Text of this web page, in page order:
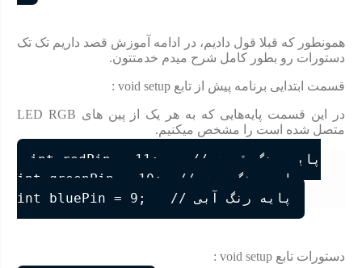
همونطور که قبلا قول دادیم، در ادامه آموزش قصد داریم تک تک
دستورات رو بطور کامل شرح میدم خدمتتون.
قسمت ابتدایی برنامه پیش از تابع void setup :
در این قسمت پایه‌هایی که به هر یک از پین های LED RGB
متصل شده است را مشخص میکنیم.
int redPin = 11;    // پایه رنگ قرمز
int greenPin = 10;  // پایه رنگ سبز
دستورات تابع void setup :